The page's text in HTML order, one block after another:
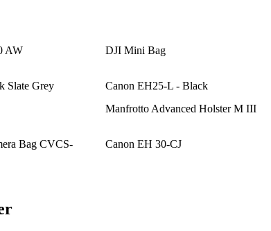
AW DJI Mini Bag
Slate Grey Canon EH25-L - Black
Manfrotto Advanced Holster M III
Bag CVCS-
Canon EH 30-CJ